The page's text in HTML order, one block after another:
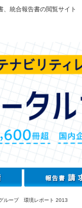
統合報告書の閲覧サイト
ループ 環境レポート 2013